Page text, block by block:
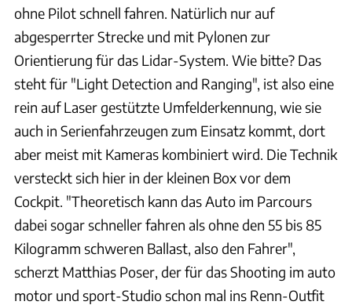
ohne Pilot schnell fahren. Natürlich nur auf
abgesperrter Strecke und mit Pylonen zur
Orientierung für das Lidar-System. Wie bitte? Das
steht für "Light Detection and Ranging", ist also eine
rein auf Laser gestützte Umfelderkennung, wie sie
auch in Serienfahrzeugen zum Einsatz kommt, dort
aber meist mit Kameras kombiniert wird. Die Technik
versteckt sich hier in der kleinen Box vor dem
Cockpit. "Theoretisch kann das Auto im Parcours
dabei sogar schneller fahren als ohne den 55 bis 85
Kilogramm schweren Ballast, also den Fahrer",
scherzt Matthias Poser, der für das Shooting im auto
motor und sport-Studio schon mal ins Renn-Outfit